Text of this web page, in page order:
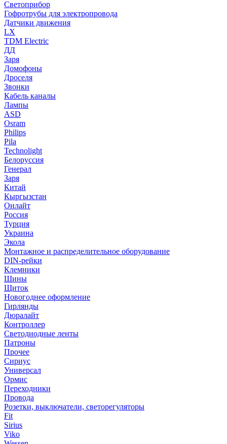
Светоприбор
Гофротрубы для электропровода
Датчики движения
LX
TDM Electric
ДД
Заря
Домофоны
Дроселя
Звонки
Кабель каналы
Лампы
ASD
Osram
Philips
Pila
Technolight
Белоруссия
Генерал
Заря
Китай
Кыргызстан
Онлайт
Россия
Турция
Украина
Экола
Монтажное и распределительное оборудование
DIN-рейки
Клемники
Шины
Щиток
Новогоднее оформление
Гирлянды
Дюралайт
Контроллер
Светодиодные ленты
Патроны
Прочее
Сириус
Универсал
Ормис
Переходники
Провода
Розетки, выключатели, светорегуляторы
Fit
Sirius
Viko